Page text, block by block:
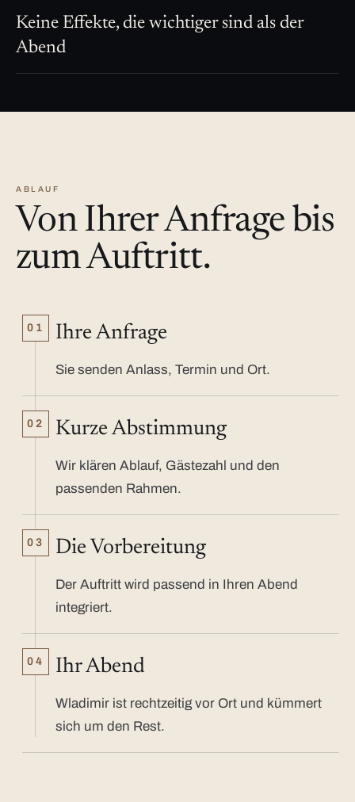
Keine Effekte, die wichtiger sind als der
Abend
ABLAUF
Von Ihrer Anfrage bis
zum Auftritt.
01 Ihre Anfrage
Sie senden Anlass, Termin und Ort.
02 Kurze Abstimmung
Wir klären Ablauf, Gästezahl und den
passenden Rahmen.
03 Die Vorbereitung
Der Auftritt wird passend in Ihren Abend
integriert.
04 Ihr Abend
Wladimir ist rechtzeitig vor Ort und kümmert
sich um den Rest.